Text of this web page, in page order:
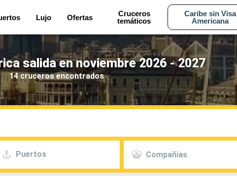
Lujo Ofertas
Cruceros
temáticos
Caribe sin Visa
Americana
salida en noviembre 2026 - 2027
14 cruceros encontrados
Puertos Compañías